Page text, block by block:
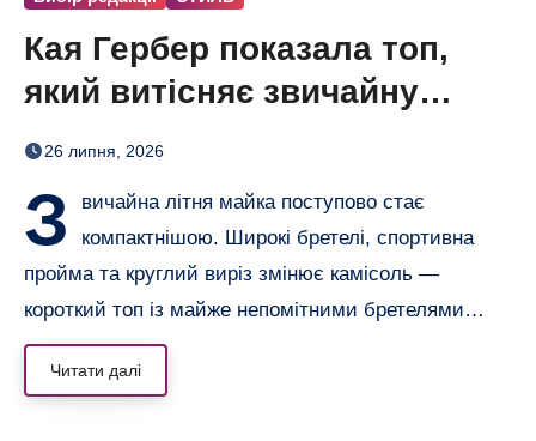
Кая Гербер показала топ,
який витісняє звичайну
майку: повернулися тонкі
26 липня, 2026
З
вичайна літня майка поступово стає
компактнішою. Широкі бретелі, спортивна
пройма та круглий виріз змінює камісоль —
короткий топ із майже непомітними бретелями…
Читати далі